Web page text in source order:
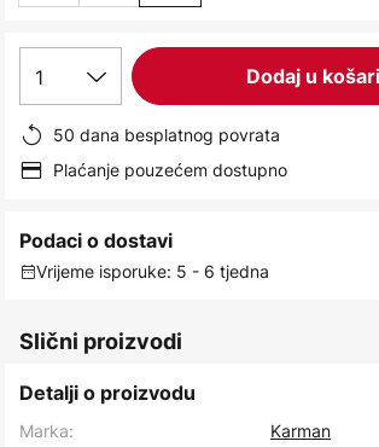
1 Dodaj u
50 dana besplatnog povrata
Plaćanje pouzećem dostupno
Podaci o dostavi
Vrijeme isporuke: 5 - 6 tjedna
Slični proizvodi
Detalji o proizvodu
Marka:
Karman